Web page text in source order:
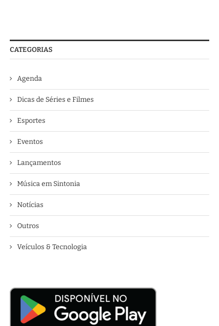
CATEGORIAS
Agenda
Dicas de Séries e Filmes
Esportes
Eventos
Lançamentos
Música em Sintonia
Notícias
Outros
Veículos & Tecnologia